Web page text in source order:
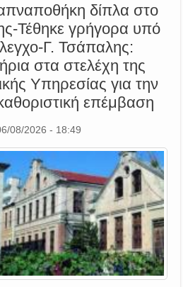
δίπλα στο
Τέθηκε γρήγορα υπό
Γ. Τσάπαλης:
στα στελέχη της
Υπηρεσίας για την
επέμβαση
08/2026 - 18:49